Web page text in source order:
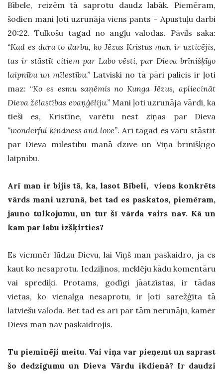
Bībele, reizēm tā saprotu daudz labāk. Piemēram,
šodien mani ļoti uzrunāja viens pants – Apustuļu darbi
20:22. Tulkošu tagad no angļu valodas. Pāvils saka:
“Kad es daru to darbu, ko Jēzus Kristus man ir uzticējis,
tas ir stāstīt citiem par Labo vēsti, par Dieva brīnišķīgo
laipnību un mīlestību.” Latviski no tā pāri palicis ir ļoti
maz: “Ko es esmu saņēmis no Kunga Jēzus, apliecināt
Dieva žēlastības evaņģēliju.”Mani ļoti uzrunāja vārdi, ka
tieši es, Kristīne, varētu nest ziņas par Dieva
“wonderful kindness and love”. Arī tagad es varu stāstīt
par Dieva mīlestību manā dzīvē un Viņa brīnišķīgo
laipnību.
Arī man ir bijis tā, ka, lasot Bībeli, viens konkrēts
vārds mani uzrunā, bet tad es paskatos, piemēram,
jauno tulkojumu, un tur šī vārda vairs nav. Kā un
kam par labu izšķirties?
Es vienmēr lūdzu Dievu, lai Viņš man paskaidro, ja es
kaut ko nesaprotu. Iedziļinos, meklēju kādu komentāru
vai sprediķi. Protams, godīgi jāatzīstas, ir tādas
vietas, ko vienalga nesaprotu, ir ļoti sarežģīta tā
latviešu valoda. Bet tad es arī par tām nerunāju, kamēr
Dievs man nav paskaidrojis.
Tu pieminēji meitu. Vai viņa var pieņemt un saprast
šo dedzīgumu un Dieva Vārdu ikdienā? Ir daudzi